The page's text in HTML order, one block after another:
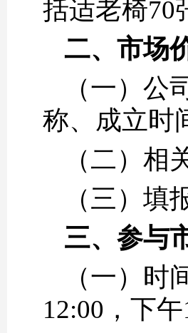
括适老椅70
二、市场
（一）
称、成立时
（二）相
（三）
三、参与
（一）时
12:00，下